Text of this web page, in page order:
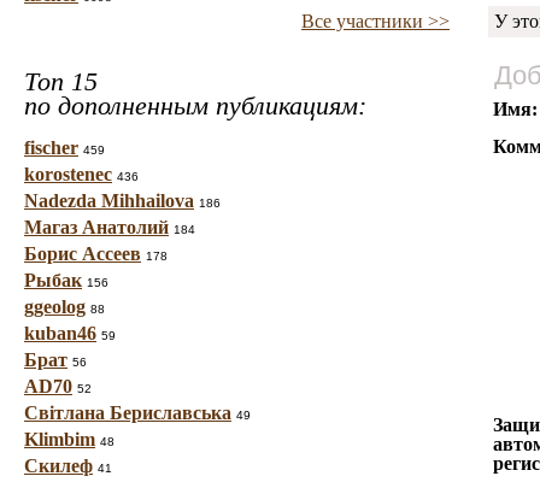
Все участники >>
Топ 15
по дополненным публикациям:
fischer 459
korostenec 436
Nadezda Mihhailova 186
Магаз Анатолий 184
Борис Ассеев 178
Рыбак 156
ggeolog 88
kuban46 59
Брат 56
AD70 52
Світлана Бериславська 49
Klimbim 48
Скилеф 41
У
Имя: